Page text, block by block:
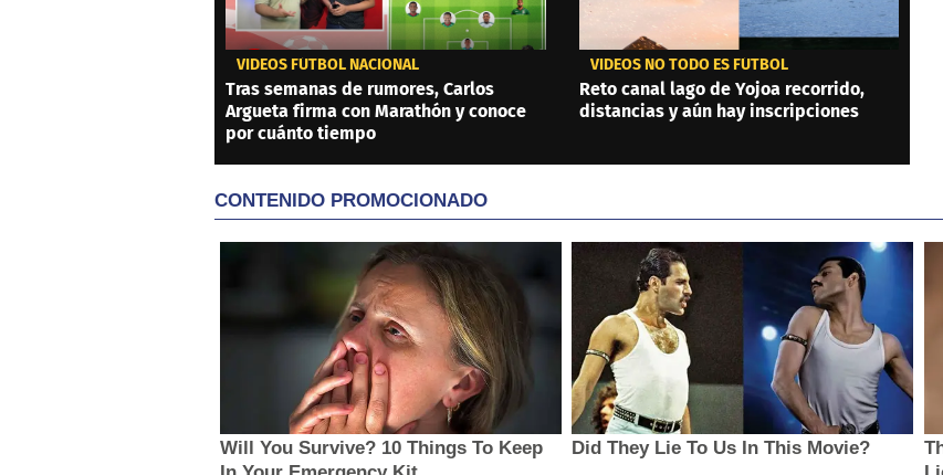
VIDEOS FÚTBOL NACIONAL
Tras semanas de rumores, Carlos
Argueta firma con Marathón y conoce
por cuánto tiempo
VIDEOS NO TODO ES FÚTBOL
Reto canal lago de Yojoa recorrido,
distancias y aún hay inscripciones